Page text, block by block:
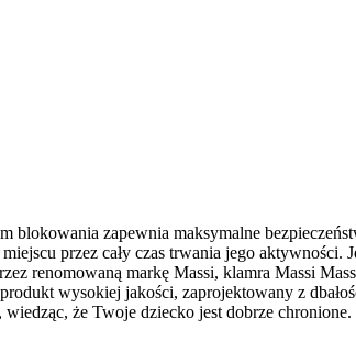
blokowania zapewnia maksymalne
przez cały czas trwania jego aktywności.
renomowaną markę Massi, klamra Massi
wysokiej jakości, zaprojektowany z
że Twoje dziecko jest dobrze